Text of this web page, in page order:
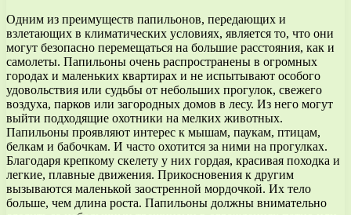
Одним из преимуществ папильонов, передающих и
взлетающих в климатических условиях, является то, что они
могут безопасно перемещаться на большие расстояния, как и
самолеты. Папильоны очень распространены в огромных
городах и маленьких квартирах и не испытывают особого
удовольствия или судьбы от небольших прогулок, свежего
воздуха, парков или загородных домов в лесу. Из него могут
выйти подходящие охотники на мелких животных.
Папильоны проявляют интерес к мышам, паукам, птицам,
белкам и бабочкам. И часто охотится за ними на прогулках.
Благодаря крепкому скелету у них гордая, красивая походка и
легкие, плавные движения. Прикосновения к другим
вызываются маленькой заостренной мордочкой. Их тело
больше, чем длина роста. Папильоны должны внимательно